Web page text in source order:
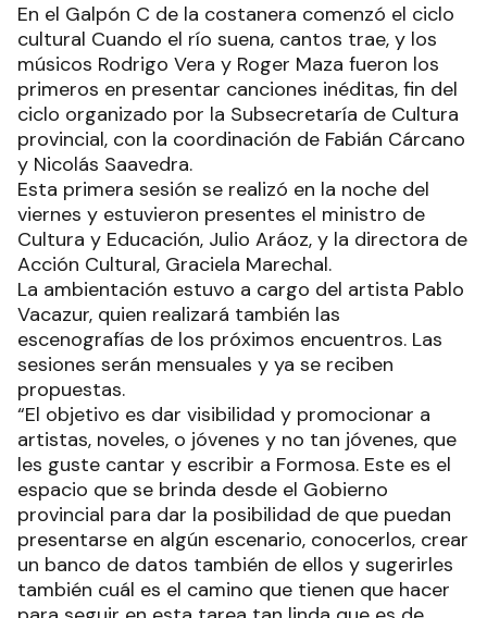
En el Galpón C de la costanera comenzó el ciclo
cultural Cuando el río suena, cantos trae, y los
músicos Rodrigo Vera y Roger Maza fueron los
primeros en presentar canciones inéditas, fin del
ciclo organizado por la Subsecretaría de Cultura
provincial, con la coordinación de Fabián Cárcano
y Nicolás Saavedra.
Esta primera sesión se realizó en la noche del
viernes y estuvieron presentes el ministro de
Cultura y Educación, Julio Aráoz, y la directora de
Acción Cultural, Graciela Marechal.
La ambientación estuvo a cargo del artista Pablo
Vacazur, quien realizará también las
escenografías de los próximos encuentros. Las
sesiones serán mensuales y ya se reciben
propuestas.
“El objetivo es dar visibilidad y promocionar a
artistas, noveles, o jóvenes y no tan jóvenes, que
les guste cantar y escribir a Formosa. Este es el
espacio que se brinda desde el Gobierno
provincial para dar la posibilidad de que puedan
presentarse en algún escenario, conocerlos, crear
un banco de datos también de ellos y sugerirles
también cuál es el camino que tienen que hacer